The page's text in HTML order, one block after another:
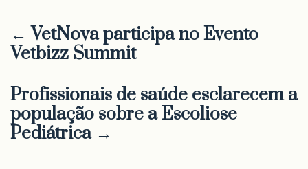
← VetNova participa no Evento
Vetbizz Summit
Profissionais de saúde esclarecem a
população sobre a Escoliose
Pediátrica →